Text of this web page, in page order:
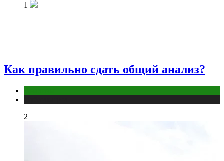
1
Как правильно сдать общий анализ?
2